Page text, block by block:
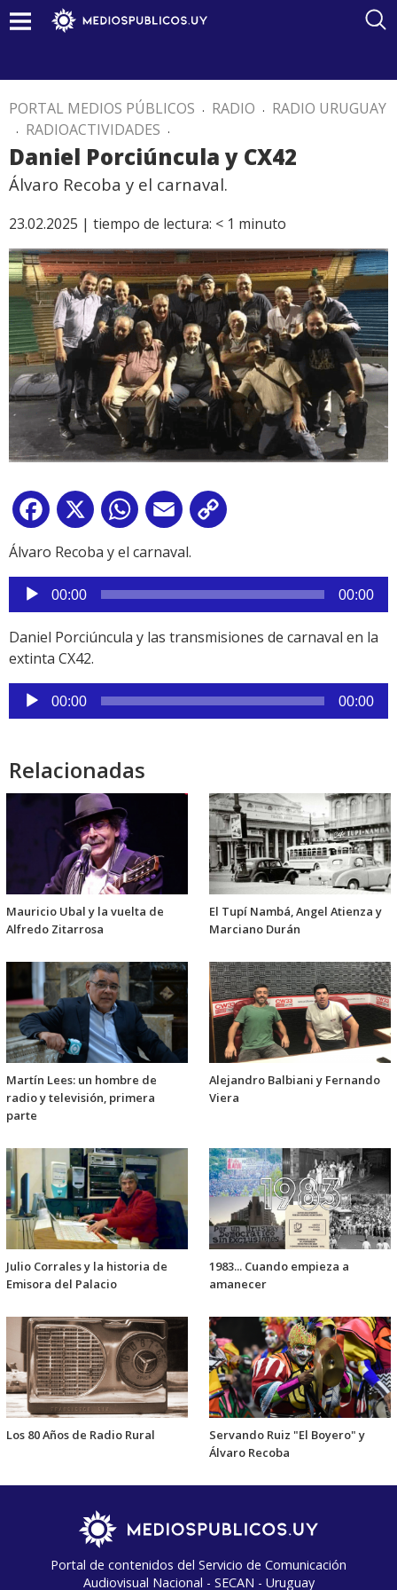
PORTAL MEDIOS PÚBLICOS . RADIO . RADIO URUGUAY
. RADIOACTIVIDADES .
Daniel Porciúncula y CX42
Álvaro Recoba y el carnaval.
23.02.2025 | tiempo de lectura: < 1 minuto
Facebook
X WhatsApp
Email
Álvaro Recoba y el carnaval.
Reproductor
de
audio
00:00 00:00
Daniel Porciúncula y las transmisiones de carnaval en la
extinta CX42.
Reproductor
de
00:00 00:00
Relacionadas
Mauricio Ubal y la vuelta de
Alfredo Zitarrosa
El Tupí Nambá, Angel Atienza y
Marciano Durán
Martín Lees: un hombre de
radio y televisión, primera
parte
Alejandro Balbiani y Fernando
Viera
Julio Corrales y la historia de
Emisora del Palacio
1983... Cuando empieza a
amanecer
Los 80 Años de Radio Rural
Servando Ruiz "El Boyero" y
Álvaro Recoba
Portal de contenidos del Servicio de Comunicación
Audiovisual Nacional - SECAN - Uruguay